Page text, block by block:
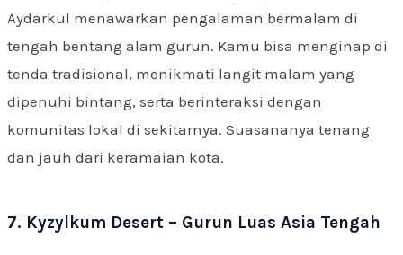
Aydarkul menawarkan pengalaman bermalam di
tengah bentang alam gurun. Kamu bisa menginap di
tenda tradisional, menikmati langit malam yang
dipenuhi bintang, serta berinteraksi dengan
komunitas lokal di sekitarnya. Suasananya tenang
dan jauh dari keramaian kota.
7. Kyzylkum Desert – Gurun Luas Asia Tengah